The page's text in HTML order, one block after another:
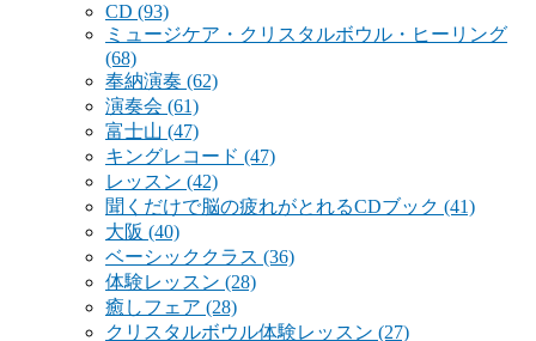
CD (93)
ミュージケア・クリスタルボウル・ヒーリング
(68)
奉納演奏 (62)
演奏会 (61)
富士山 (47)
キングレコード (47)
レッスン (42)
聞くだけで脳の疲れがとれるCDブック (41)
大阪 (40)
ベーシッククラス (36)
体験レッスン (28)
癒しフェア (28)
クリスタルボウル体験レッスン (27)